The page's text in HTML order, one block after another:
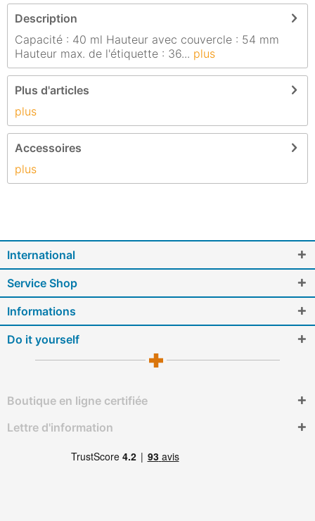
Description
Capacité : 40 ml Hauteur avec couvercle : 54 mm
Hauteur max. de l'étiquette : 36... plus
Plus d'articles
plus
Accessoires
plus
International
Service Shop
Informations
Do it yourself
Boutique en ligne certifiée
Lettre d'information